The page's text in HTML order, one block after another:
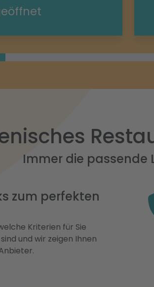
Immer die passende
zum perfekten
Kriterien für Sie
und wir zeigen Ihnen